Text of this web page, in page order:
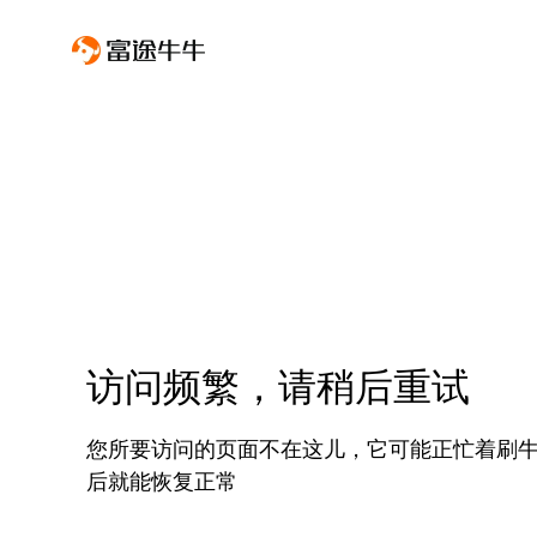
访问频繁，请稍后重试
您所要访问的页面不在这儿，它可能正忙着刷
后就能恢复正常